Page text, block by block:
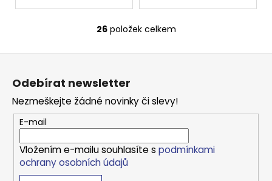
O
a
c
í
p
r
26položek celkem
Z
Odebírat newsletter
Nezmeškejte žádné novinky či slevy!
E-mail
Vložením e-mailu souhlasíte s podmínkami
ochrany osobních údajů